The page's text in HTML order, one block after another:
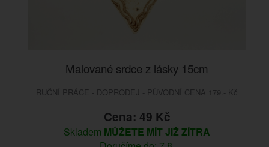
Malované srdce z lásky 15cm
RUČNÍ PRÁCE - DOPRODEJ - PŮVODNÍ CENA 179.- Kč
Cena: 49 Kč
Skladem MŮŽETE MÍT JIŽ ZÍTRA